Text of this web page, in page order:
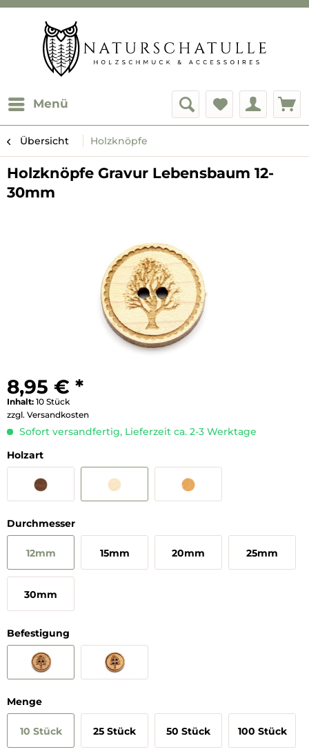
Menü
Übersicht Holzknöpfe
Holzknöpfe Gravur Lebensbaum 12-
30mm
8,95 € *
Inhalt: 10 Stück
zzgl. Versandkosten
Sofort versandfertig, Lieferzeit ca. 2-3 Werktage
Holzart
Durchmesser
12mm 15mm 20mm 25mm
30mm
Befestigung
Menge
10 Stück 25 Stück 50 Stück 100 Stück